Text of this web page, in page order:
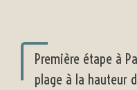
Première étape à
plage à la hauteur